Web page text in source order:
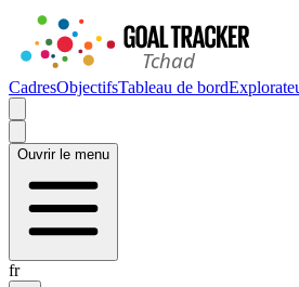
CadresObjectifsTableau de bord
Ouvrir le menu
fr